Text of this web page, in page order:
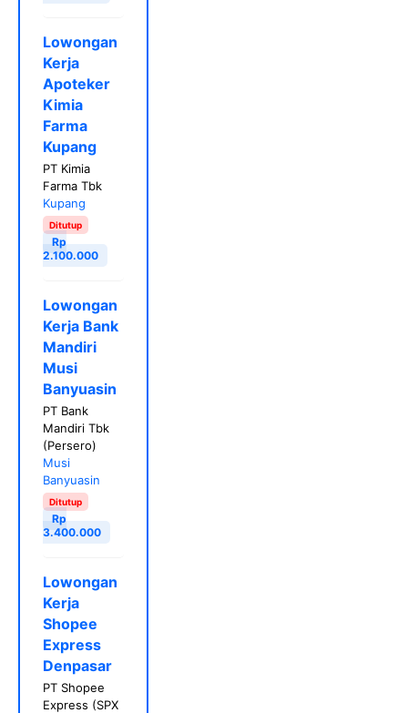
Lowongan
Kerja
Apoteker
Kimia
Farma
Kupang
PT Kimia
Farma Tbk
Kupang
Ditutup
Rp
2.100.000
Lowongan
Kerja Bank
Mandiri
Musi
Banyuasin
PT Bank
Mandiri Tbk
(Persero)
Musi
Banyuasin
Ditutup
Rp
3.400.000
Lowongan
Kerja
Shopee
Express
Denpasar
PT Shopee
Express (SPX